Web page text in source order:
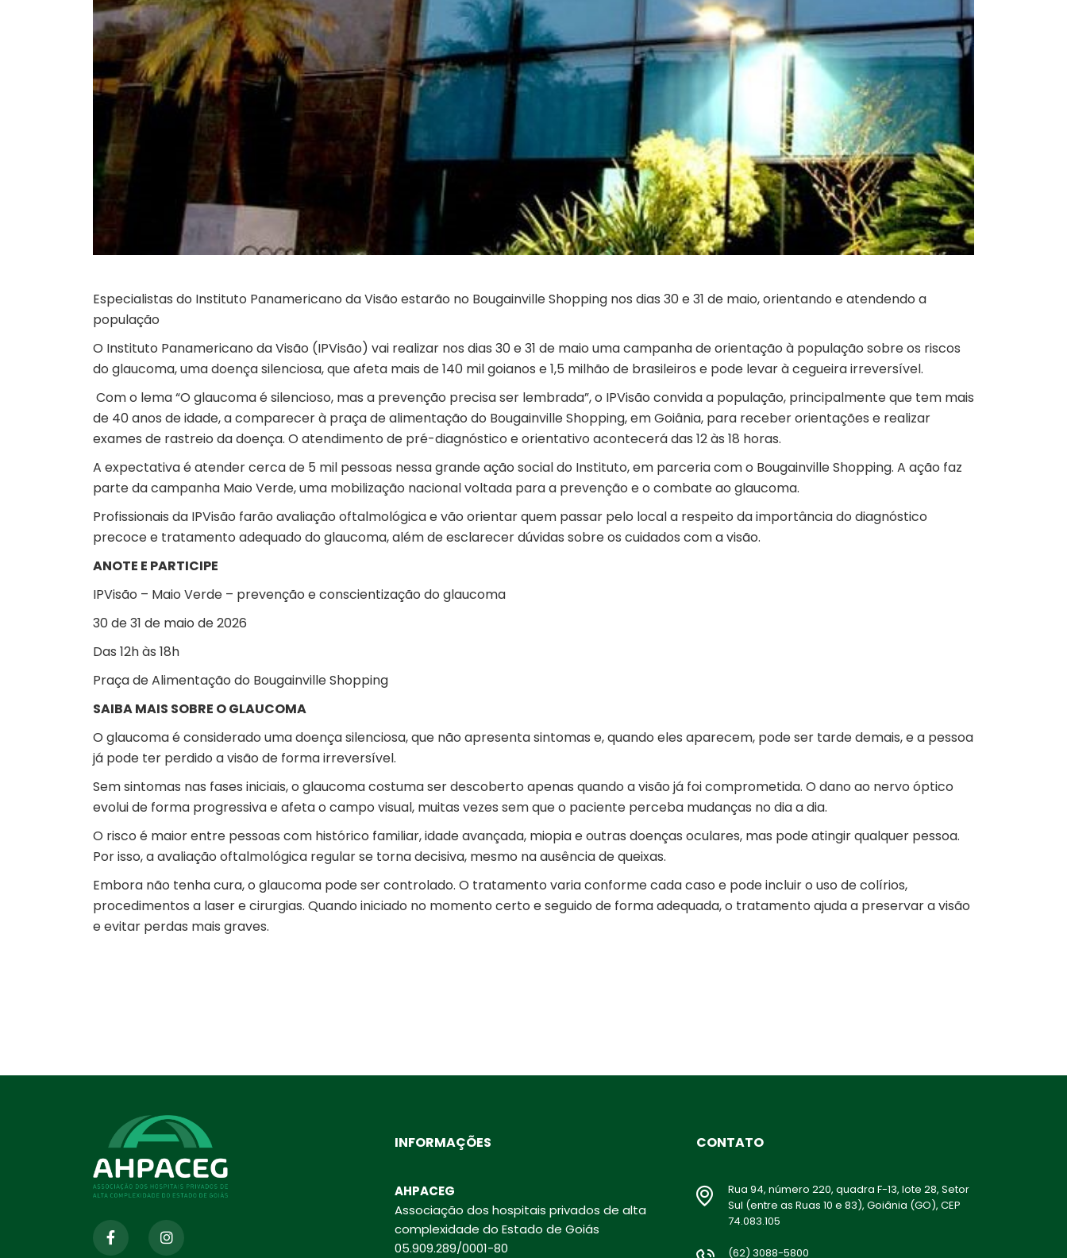
Especialistas do Instituto Panamericano da Visão estarão no Bougainville Shopping nos dias 30 e 31 de maio, orientando e atendendo a
população
O Instituto Panamericano da Visão (IPVisão) vai realizar nos dias 30 e 31 de maio uma campanha de orientação à população sobre os riscos
do glaucoma, uma doença silenciosa, que afeta mais de 140 mil goianos e 1,5 milhão de brasileiros e pode levar à cegueira irreversível.
Com o lema “O glaucoma é silencioso, mas a prevenção precisa ser lembrada”, o IPVisão convida a população, principalmente que tem mais
de 40 anos de idade, a comparecer à praça de alimentação do Bougainville Shopping, em Goiânia, para receber orientações e realizar
exames de rastreio da doença. O atendimento de pré-diagnóstico e orientativo acontecerá das 12 às 18 horas.
A expectativa é atender cerca de 5 mil pessoas nessa grande ação social do Instituto, em parceria com o Bougainville Shopping. A ação faz
parte da campanha Maio Verde, uma mobilização nacional voltada para a prevenção e o combate ao glaucoma.
Profissionais da IPVisão farão avaliação oftalmológica e vão orientar quem passar pelo local a respeito da importância do diagnóstico
precoce e tratamento adequado do glaucoma, além de esclarecer dúvidas sobre os cuidados com a visão.
ANOTE E PARTICIPE
IPVisão – Maio Verde – prevenção e conscientização do glaucoma
30 de 31 de maio de 2026
Das 12h às 18h
Praça de Alimentação do Bougainville Shopping
SAIBA MAIS SOBRE O GLAUCOMA
O glaucoma é considerado uma doença silenciosa, que não apresenta sintomas e, quando eles aparecem, pode ser tarde demais, e a pessoa
já pode ter perdido a visão de forma irreversível.
Sem sintomas nas fases iniciais, o glaucoma costuma ser descoberto apenas quando a visão já foi comprometida. O dano ao nervo óptico
evolui de forma progressiva e afeta o campo visual, muitas vezes sem que o paciente perceba mudanças no dia a dia.
O risco é maior entre pessoas com histórico familiar, idade avançada, miopia e outras doenças oculares, mas pode atingir qualquer pessoa.
Por isso, a avaliação oftalmológica regular se torna decisiva, mesmo na ausência de queixas.
Embora não tenha cura, o glaucoma pode ser controlado. O tratamento varia conforme cada caso e pode incluir o uso de colírios,
procedimentos a laser e cirurgias. Quando iniciado no momento certo e seguido de forma adequada, o tratamento ajuda a preservar a visão
e evitar perdas mais graves.
INFORMAÇÕES
AHPACEG
Associação dos hospitais privados de alta
complexidade do Estado de Goiás
05.909.289/0001-80
CONTATO
Rua 94, número 220, quadra F-13, lote 28, Setor
Sul (entre as Ruas 10 e 83), Goiânia (GO), CEP
74.083.105
(62) 3088-5800